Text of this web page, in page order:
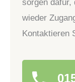
sorgen dafür,
wieder
Kontaktieren